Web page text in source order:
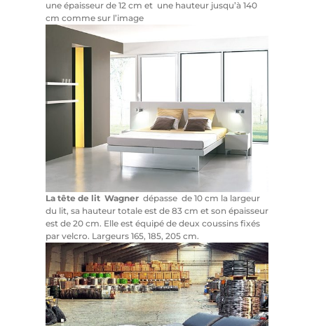
une épaisseur de 12 cm et une hauteur jusqu’à 140
cm comme sur l’image
La tête de lit Wagner dépasse de 10 cm la largeur
du lit, sa hauteur totale est de 83 cm et son épaisseur
est de 20 cm. Elle est équipé de deux coussins fixés
par velcro. Largeurs 165, 185, 205 cm.